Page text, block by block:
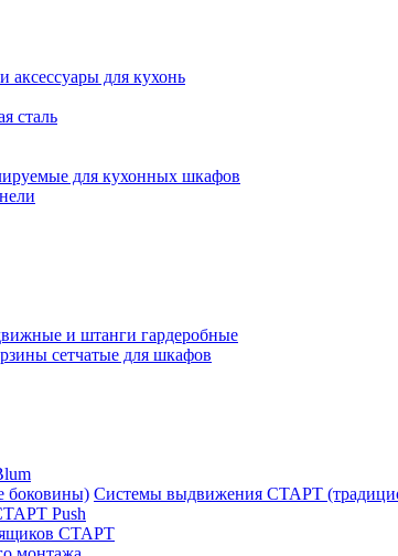
аксессуары для кухонь
сталь
для кухонных шкафов
и штанги гардеробные
сетчатые для шкафов
Системы выдвижения СТАРТ
Push
СТАРТ